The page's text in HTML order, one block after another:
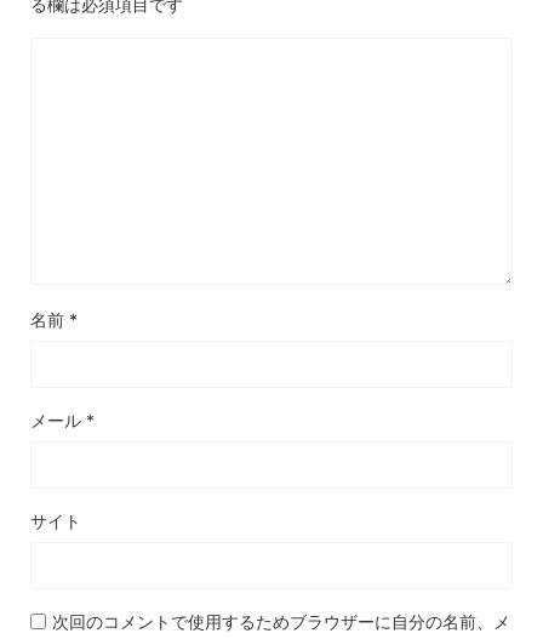
る欄は必須項目です
名前 *
メール *
サイト
次回のコメントで使用するためブラウザーに自分の名前、メ